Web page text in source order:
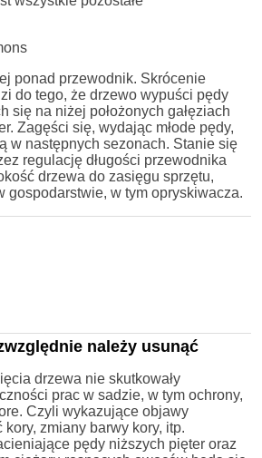
ponad przewodnik. Skrócenie
do tego, że drzewo wypuści pędy
się na niżej położonych gałęziach
Zagęści się, wydając młode pędy,
w następnych sezonach. Stanie się
regulację długości przewodnika
drzewa do zasięgu sprzętu,
gospodarstwie, w tym opryskiwacza.
należy usunąć
drzewa nie skutkowały
prac w sadzie, w tym ochrony,
Czyli wykazujące objawy
zmiany barwy kory, itp.
pędy niższych pięter oraz